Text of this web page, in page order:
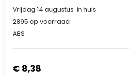
Vrijdag 14 augustus in huis
2895 op voorraad
ABS
€ 8,38